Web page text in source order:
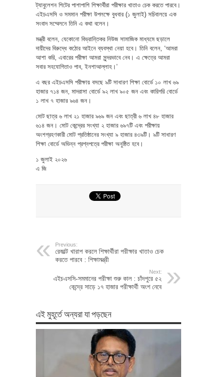
ট্যাবুলেশন শিটের পাশাপাশি শিক্ষার্থীরা পরীক্ষার খাতাও চেক করতে পারবে।
এইচএসসি ও সমমান পরীক্ষা উপলক্ষে বুধবার (১ জুলাই) সচিবালয়ে এক
সংবাদ সম্মেলনে তিনি এ কথা বলেন।
মন্ত্রী বলেন, যেকোনো বিভ্রান্তিকর নিউজ সামাজিক মাধ্যমে ছড়ালে
দায়ীদের বিরুদ্ধে কঠোর আইনে ব্যবস্থা নেয়া হবে। তিনি বলেন, ‘আমরা
আশা করি, এবারের পরীক্ষা আমরা সুন্দরভাবে নেব। এ ক্ষেত্রে আমরা
সবার সহযোগিতাও পাব, ইনশাআল্লাহ।’
এ বছর এইচএসসি পরীক্ষায় বসছে ৯টি সাধারণ শিক্ষা বোর্ডে ১০ লাখ ৬৯
হাজার ৭১৪ জন, মাদরাসা বোর্ডে ৯২ লাখ ৯০৫ জন এবং কারিগরি বোর্ডে
১ লাখ ৭ হাজার ৯৬৪ জন।
মোট ছাত্র ৬ লাখ ২১ হাজার ৯৬৯ জন এবং ছাত্রী ৬ লাখ ৪৮ হাজার
৬১৪ জন। মোট কেন্দ্রের সংখ্যা ২ হাজার ৬৯৭টি এবং পরীক্ষায়
অংশগ্রহণকারী মোট প্রতিষ্ঠানের সংখ্যা ৯ হাজার ৪৩৯টি। ৯টি সাধারণ
শিক্ষা বোর্ডে অভিন্ন প্রশ্নপত্রে পরীক্ষা অনুষ্ঠিত হবে।
১ জুলাই ২০২৬
এ জি
Previous:
রেজাল্ট খারাপ করলে শিক্ষার্থীরা পরীক্ষার খাতাও চেক
করতে পারবে : শিক্ষামন্ত্রী
Next:
এইচএসসি-সমমানের পরীক্ষা শুরু কাল : চাঁদপুরে ৫২
কেন্দ্রে সাড়ে ১৭ হাজার পরীক্ষার্থী অংশ নেবে
এই মুহূর্তে অন্যরা যা পড়ছেন